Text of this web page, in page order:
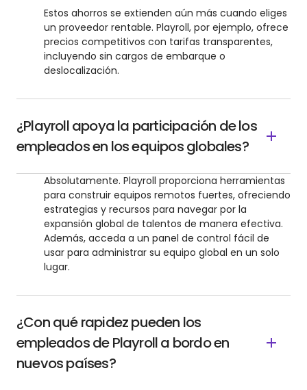
Estos ahorros se extienden aún más cuando eliges
un proveedor rentable. Playroll, por ejemplo, ofrece
precios competitivos con tarifas transparentes,
incluyendo sin cargos de embarque o
deslocalización.
¿Playroll apoya la participación de los
empleados en los equipos globales?
Absolutamente. Playroll proporciona herramientas
para construir equipos remotos fuertes, ofreciendo
estrategias y recursos para navegar por la
expansión global de talentos de manera efectiva.
Además, acceda a un panel de control fácil de
usar para administrar su equipo global en un solo
lugar.
¿Con qué rapidez pueden los
empleados de Playroll a bordo en
nuevos países?